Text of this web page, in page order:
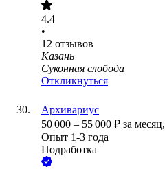
4.4
•
12 отзывов
Казань
Суконная слобода
Откликнуться
Архивариус
50 000 – 55 000 ₽ за месяц,
Опыт 1-3 года
Подработка